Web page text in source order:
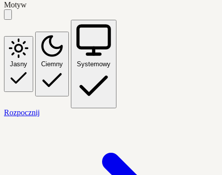
Motyw
Jasny Ciemny Systemowy
Rozpocznij